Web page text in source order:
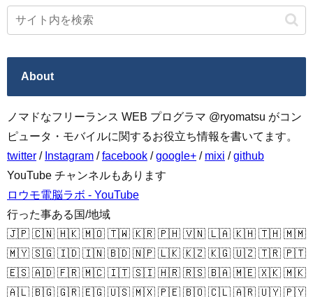
About
ノマドなフリーランス WEB プログラマ @ryomatsu がコン
ピュータ・モバイルに関するお役立ち情報を書いてます。
twitter / Instagram /facebook /google+ / mixi /github
YouTube チャンネルもあります
ロウモ電脳ラボ - YouTube
行った事ある国/地域
🇯🇵 🇨🇳 🇭🇰 🇲🇴 🇹🇼 🇰🇷 🇵🇭 🇻🇳 🇱🇦 🇰🇭 🇹🇭 🇲🇲
🇲🇾 🇸🇬 🇮🇩 🇮🇳 🇧🇩 🇳🇵 🇱🇰 🇰🇿 🇰🇬 🇺🇿 🇹🇷 🇵🇹
🇪🇸 🇦🇩 🇫🇷 🇲🇨 🇮🇹 🇸🇮 🇭🇷 🇷🇸 🇧🇦 🇲🇪 🇽🇰 🇲🇰
🇦🇱 🇧🇬 🇬🇷 🇪🇬 🇺🇸 🇲🇽 🇵🇪 🇧🇴 🇨🇱 🇦🇷 🇺🇾 🇵🇾